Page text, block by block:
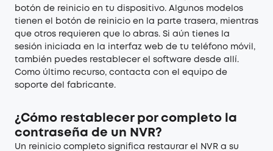
botón de reinicio en tu dispositivo. Algunos modelos
tienen el botón de reinicio en la parte trasera, mientras
que otros requieren que lo abras. Si aún tienes la
sesión iniciada en la interfaz web de tu teléfono móvil,
también puedes restablecer el software desde allí.
Como último recurso, contacta con el equipo de
soporte del fabricante.
¿Cómo restablecer por completo la
contraseña de un NVR?
Un reinicio completo significa restaurar el NVR a su